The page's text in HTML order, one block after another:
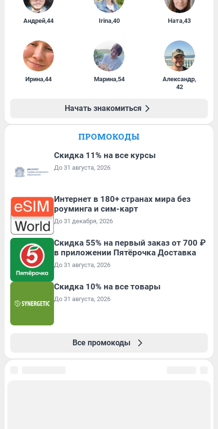
Андрей,44 Irina,40 Ната,43
Ирина,44 Марина,54 Александр,
42
Начать знакомиться
ПРОМОКОДЫ
Скидка 11% на все курсы
До 31 августа, 2026
Интернет в 180+ странах мира без
роуминга и сим-карт
До 31 декабря, 2026
Скидка 55% на первый заказ от 700 ₽
в приложении Пятёрочка Доставка
До 31 августа, 2026
Скидка 10% на все товары
До 31 августа, 2026
Все промокоды